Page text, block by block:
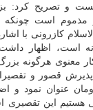
و تصریح كرد:
مذموم است چونكه
كازرونی با
است، اظهار
معنوی هرگونه
قصور و
عنوان نمود و
هستیم این تقصیری